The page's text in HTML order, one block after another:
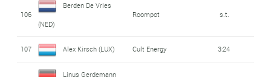
106
Berden De Vries
(NED)
Roompot s.t.
107 Alex Kirsch (LUX) Cult Energy 3:24
Linus Gerdemann